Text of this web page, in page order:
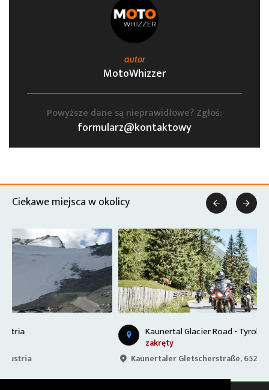
autor
MotoWhizzer
Powyższe dane są nieprawidłowe? Zgłoś:
formularz@kontaktowy
Ciekawe miejsca w okolicy
Kaunertal Glacier Road - Tyrol, Austria
Kaunertaler Gletscherstraße, 6524, Austria
 